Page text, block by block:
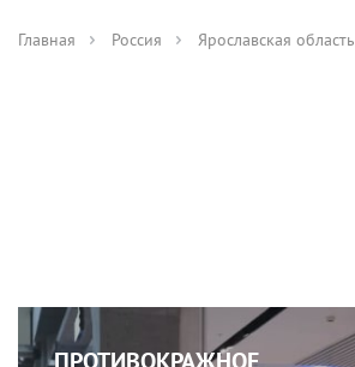
Главная Россия Ярославская область